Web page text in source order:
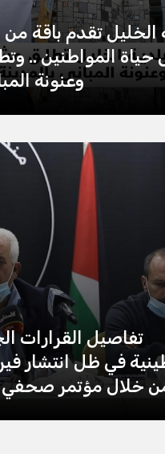
الخليل تقدم باقة من
حياة المواطنين ..
وعنونة
تفاصيل القرارات
في ظل انتشار
خلال مؤتمر صحفي